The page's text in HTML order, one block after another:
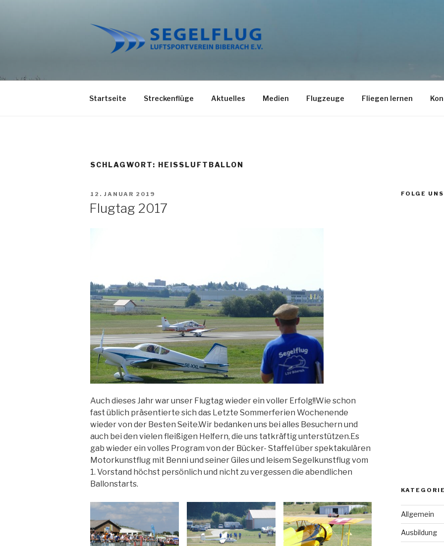
Startseite Streckenflüge Aktuelles Medien Flugzeuge Fliegen lernen
SCHLAGWORT: HEISSLUFTBALLON
VERÖFFENTLICHT
12. JANUAR 2019
Flugtag 2017
Auch dieses Jahr war unser Flugtag wieder ein voller Erfolg!!Wie schon
fast üblich präsentierte sich das Letzte Sommerferien Wochenende
wieder von der Besten Seite.Wir bedanken uns bei alles Besuchern und
auch bei den vielen fleißigen Helfern, die uns tatkräftig unterstützen.Es
gab wieder ein volles Program von der Bücker- Staffel über spektakulären
Motorkunstflug mit Benni und seiner Giles und leisem Segelkunstflug vom
1. Vorstand höchst persönlich und nicht zu vergessen die abendlichen
Ballonstarts.
FOLGE
Allgemein
Ausbildung